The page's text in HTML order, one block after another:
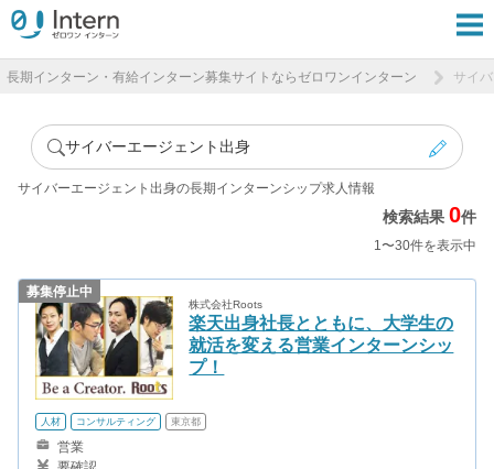
長期インターン・有給インターン募集サイトならゼロワンインターン サイ
サイバーエージェント出身
サイバーエージェント出身の長期インターンシップ求人情報
検索結果0件
1〜30件を表示中
募集停止中
株式会社Roots
楽天出身社長とともに、大学生の
就活を変える営業インターンシッ
プ！
人材 コンサルティング 東京都
営業